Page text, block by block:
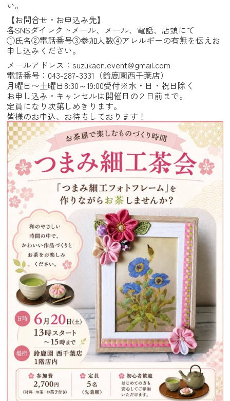
い。
【お問合せ・お申込み先】
各SNSダイレクトメール、メール、電話、店頭にて
①氏名②電話番号③参加人数④アレルギーの有無を伝えお
申し込みください。
メールアドレス：suzukaen.event@gmail.com
電話番号：043-287-3331（鈴鹿園西千葉店）
月曜日〜土曜日8:30～19:00受付※水・日・祝日除く
お申し込み・キャンセルは開催日の２日前まで。
定員になり次第しめきります。
皆様のお申込、お待ちしております！